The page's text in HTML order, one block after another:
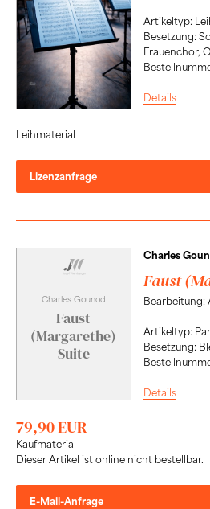
Artikeltyp:
Besetzung:
Frauenchor,
Details
Leihmaterial
Lizenzanfrage
Charles Gounod
Faust
(Margarethe)
Suite
Charles
Faust
Bearbeitung:
Artikeltyp:
Besetzung:
Details
79,90 EUR
Kaufmaterial
Dieser Artikel ist online nicht bestellbar.
E-Mail-Anfrage